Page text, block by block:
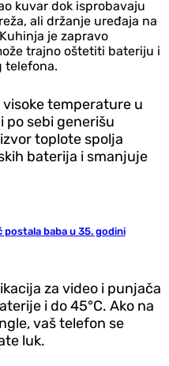
kuvar dok isprobavaju
ali držanje uređaja na
je zapravo
trajno oštetiti bateriju i
telefona.
temperature u
po sebi generišu
toplote spolja
baterija i smanjuje
baba u 35. godini
za video i punjača
i do 45°C. Ako na
vaš telefon se
luk.